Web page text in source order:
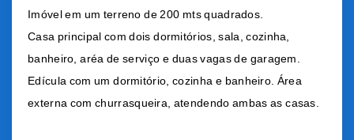
Imóvel em um terreno de 200 mts quadrados.
Casa principal com dois dormitórios, sala, cozinha,
banheiro, aréa de serviço e duas vagas de garagem.
Edícula com um dormitório, cozinha e banheiro. Área
externa com churrasqueira, atendendo ambas as casas.